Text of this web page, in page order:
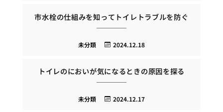
市水栓の仕組みを知ってトイレトラブルを防ぐ
2024.12.18
未分類
トイレのにおいが気になるときの原因を探る
2024.12.17
未分類